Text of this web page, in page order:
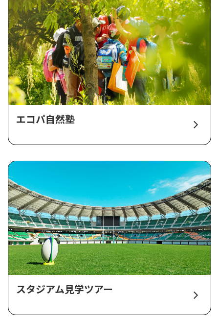
エコパ自然塾
スタジアム見学ツアー